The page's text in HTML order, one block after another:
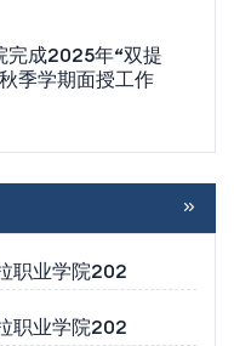
完成2025年“双提
季学期面授工作
职业学院202
职业学院202